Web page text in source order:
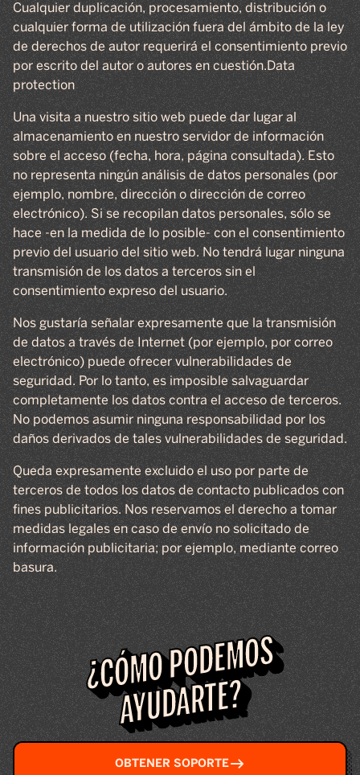
Cualquier duplicación, procesamiento, distribución o
cualquier forma de utilización fuera del ámbito de la ley
de derechos de autor requerirá el consentimiento previo
por escrito del autor o autores en cuestión.Data
protection
Una visita a nuestro sitio web puede dar lugar al
almacenamiento en nuestro servidor de información
sobre el acceso (fecha, hora, página consultada). Esto
no representa ningún análisis de datos personales (por
ejemplo, nombre, dirección o dirección de correo
electrónico). Si se recopilan datos personales, sólo se
hace -en la medida de lo posible- con el consentimiento
previo del usuario del sitio web. No tendrá lugar ninguna
transmisión de los datos a terceros sin el
consentimiento expreso del usuario.
Nos gustaría señalar expresamente que la transmisión
de datos a través de Internet (por ejemplo, por correo
electrónico) puede ofrecer vulnerabilidades de
seguridad. Por lo tanto, es imposible salvaguardar
completamente los datos contra el acceso de terceros.
No podemos asumir ninguna responsabilidad por los
daños derivados de tales vulnerabilidades de seguridad.
Queda expresamente excluido el uso por parte de
terceros de todos los datos de contacto publicados con
fines publicitarios. Nos reservamos el derecho a tomar
medidas legales en caso de envío no solicitado de
información publicitaria; por ejemplo, mediante correo
basura.
¿CÓMO PODEMOS
AYUDARTE?
OBTENER SOPORTE